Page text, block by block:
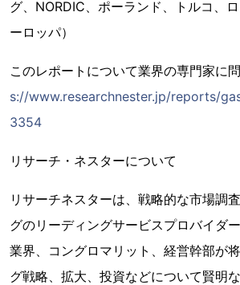
グ、NORDIC、ポーランド、トルコ、
ーロッパ）
このレポートについて業界の専門家に
s://www.researchnester.jp/reports/
3354
リサーチ・ネスターについて
リサーチネスターは、戦略的な市場調
グのリーディングサービスプロバイダ
業界、コングロマリット、経営幹部が
グ戦略、拡大、投資などについて賢明